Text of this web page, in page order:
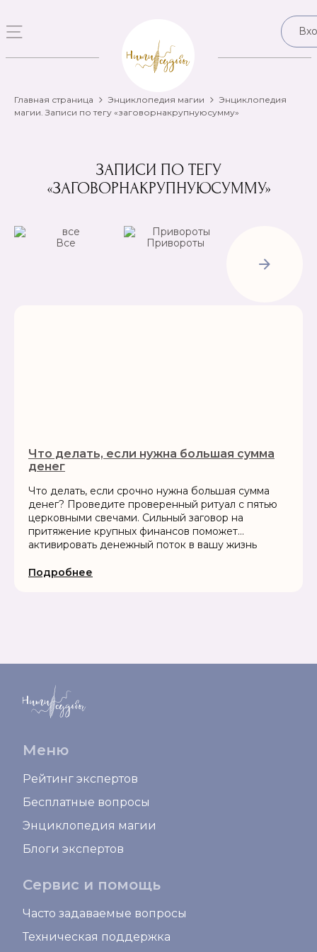
Главная страница Энциклопедия магии
Энциклопедия
магии. Записи по тегу «заговорнакрупнуюсумму»
ЗАПИСИ ПО ТЕГУ
«ЗАГОВОРНАКРУПНУЮСУММУ»
Все
Привороты
Рассорки
Что делать, если нужна большая сумма
денег
Что делать, если срочно нужна большая сумма
денег? Проведите проверенный ритуал с пятью
церковными свечами. Сильный заговор на
притяжение крупных финансов поможет
активировать денежный поток в вашу жизнь
Подробнее
Меню
Рейтинг экспертов
Бесплатные вопросы
Энциклопедия магии
Блоги экспертов
Сервис и помощь
Часто задаваемые вопросы
Техническая поддержка